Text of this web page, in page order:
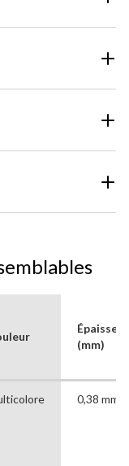
Épaisseur
(mm)
0,38 mm